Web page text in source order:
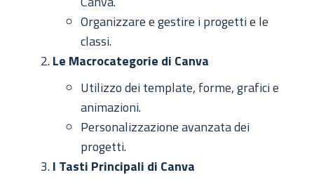
Organizzare e gestire i progetti e le
classi.
Le Macrocategorie di Canva
Utilizzo dei template, forme, grafici e
animazioni.
Personalizzazione avanzata dei
progetti.
I Tasti Principali di Canva